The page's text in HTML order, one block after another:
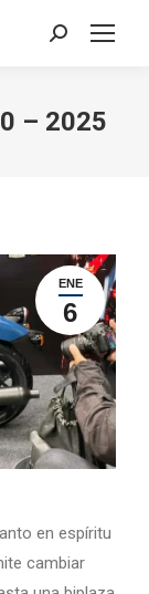
Search:
– 2025
ENE
6
en espíritu
cambiar